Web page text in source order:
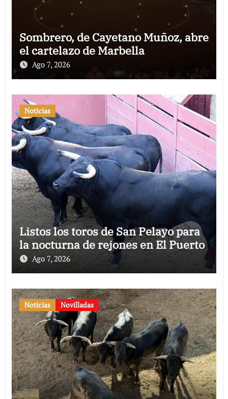
Sombrero, de Cayetano Muñoz, abre
el cartelazo de Marbella
Ago 7, 2026
Noticias
Listos los toros de San Pelayo para
la nocturna de rejones en El Puerto
Ago 7, 2026
Noticias Novilladas